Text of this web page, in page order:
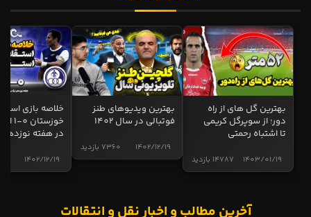
بهترین گل های از راه
دور؛ از سوپرگل کریمی
تا اشتباه رحمتی
14787 بازدید 1403/01/19
بهترین ویدیوهای طنز
فوتبالی در سال 1402
7360 بازدید 1402/12/19
خلاصه بازی
در هفته نوزدهم
1402/12/19
آخرین مطالب و اخبار نقل و انتقالات